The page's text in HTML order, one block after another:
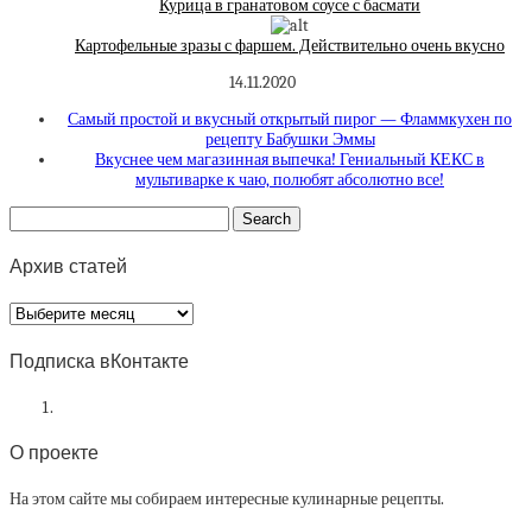
Курица в гранатовом соусе с басмати
Картофельные зразы с фаршем. Действительно очень вкусно
14.11.2020
Самый простой и вкусный открытый пирог — Фламмкухен по
рецепту Бабушки Эммы
Вкуснее чем магазинная выпечка! Гениальный КЕКС в
мультиварке к чаю, полюбят абсолютно все!
Архив статей
Архив
статей
Подписка вКонтакте
О проекте
На этом сайте мы собираем интересные кулинарные рецепты.